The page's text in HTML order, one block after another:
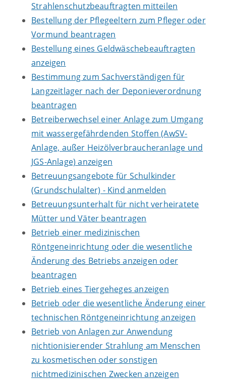
Strahlenschutzbeauftragten mitteilen
Bestellung der Pflegeeltern zum Pfleger oder
Vormund beantragen
Bestellung eines Geldwäschebeauftragten
anzeigen
Bestimmung zum Sachverständigen für
Langzeitlager nach der Deponieverordnung
beantragen
Betreiberwechsel einer Anlage zum Umgang
mit wassergefährdenden Stoffen (AwSV-
Anlage, außer Heizölverbraucheranlage und
JGS-Anlage) anzeigen
Betreuungsangebote für Schulkinder
(Grundschulalter) - Kind anmelden
Betreuungsunterhalt für nicht verheiratete
Mütter und Väter beantragen
Betrieb einer medizinischen
Röntgeneinrichtung oder die wesentliche
Änderung des Betriebs anzeigen oder
beantragen
Betrieb eines Tiergeheges anzeigen
Betrieb oder die wesentliche Änderung einer
technischen Röntgeneinrichtung anzeigen
Betrieb von Anlagen zur Anwendung
nichtionisierender Strahlung am Menschen
zu kosmetischen oder sonstigen
nichtmedizinischen Zwecken anzeigen